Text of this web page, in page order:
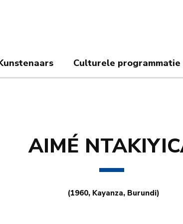
Culturele programmatie
AIMÉ
(1960, Kayanza, Burundi)